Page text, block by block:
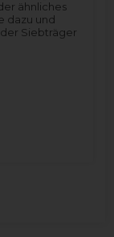
ähnliches
dazu und
Siebträger